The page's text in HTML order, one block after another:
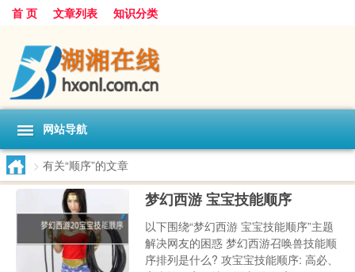
首 页 文章列表 知识分类
网站导航
> 有关“顺序”的文章
梦幻西游 宝宝技能顺序
以下围绕“梦幻西游 宝宝技能顺序”主题
解决网友的困惑 梦幻西游召唤兽技能顺
序排列是什么? 攻宝宝技能顺序: 高必、